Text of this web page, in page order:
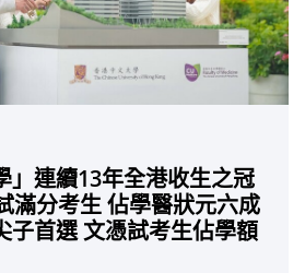
」連續13年全港收生之冠
滿分考生 佔學醫狀元六成
子首選 文憑試考生佔學額
嶄新 ITECH醫療科技評估平
濟分析及價值醫療
」系統助測糖尿黃斑水
案銳減六成 縮短患者輪
獲頒中國工程界最高榮譽
獎」 成為今屆醫藥衞生領
中文大學鳳凰獎學金」嘉
勵學醫狀元走出課堂放眼
妙手仁醫
PGT-Plus方案 精準辨識
基因異常「盲點」 降低人
常妊娠風險
治療新靶點 小鼠實驗證實
有助開創嶄新神經保護療
癌免疫治療耐藥性機制 揭
「除廢餵食」新功能助癌
專家共同牽頭跨國肺癌研
陽性肺癌病人七年無惡化
而引起的肺癌有望變成
可與病共存
獲頒「清野裕傑出領袖
名學者榮膺亞洲糖尿病教
區域專家 探討私人醫療
民健康覆蓋
成首位亞洲研究員 榮獲國
項John K. Lattimer 講座
驗室到臨床應用」研究突
1藥物可改善嚴重中風康